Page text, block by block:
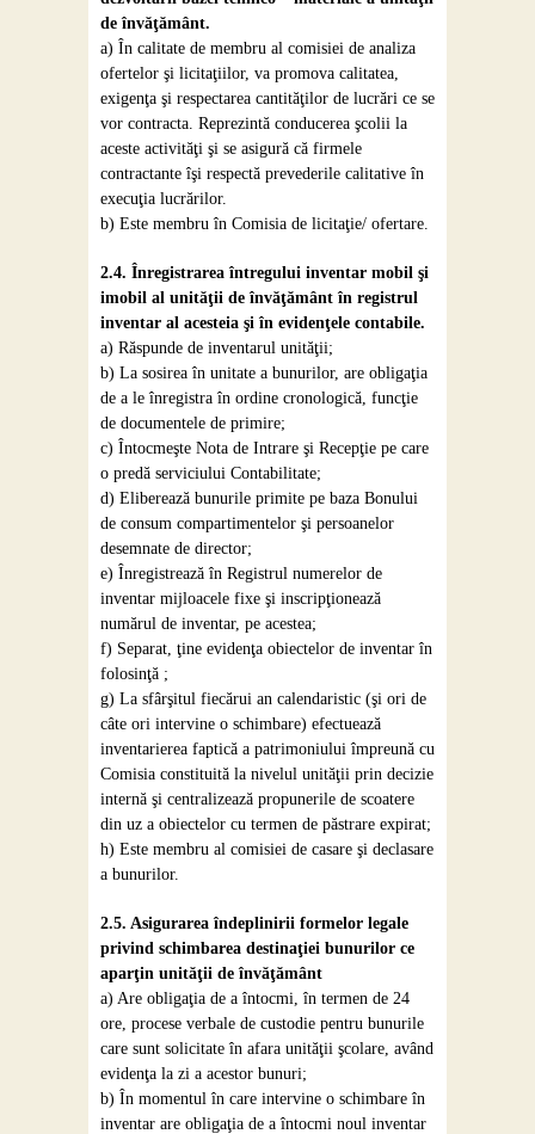
de învăţământ.
a) În calitate de membru al comisiei de analiza
ofertelor şi licitaţiilor, va promova calitatea,
exigenţa şi respectarea cantităţilor de lucrări ce se
vor contracta. Reprezintă conducerea şcolii la
aceste activităţi şi se asigură că firmele
contractante îşi respectă prevederile calitative în
execuţia lucrărilor.
b) Este membru în Comisia de licitaţie/ ofertare.
2.4. Înregistrarea întregului inventar mobil şi
imobil al unităţii de învăţământ în registrul
inventar al acesteia şi în evidenţele contabile.
a) Răspunde de inventarul unităţii;
b) La sosirea în unitate a bunurilor, are obligaţia
de a le înregistra în ordine cronologică, funcţie
de documentele de primire;
c) Întocmeşte Nota de Intrare şi Recepţie pe care
o predă serviciului Contabilitate;
d) Eliberează bunurile primite pe baza Bonului
de consum compartimentelor şi persoanelor
desemnate de director;
e) Înregistrează în Registrul numerelor de
inventar mijloacele fixe şi inscripţionează
numărul de inventar, pe acestea;
f) Separat, ţine evidenţa obiectelor de inventar în
folosinţă ;
g) La sfârşitul fiecărui an calendaristic (şi ori de
câte ori intervine o schimbare) efectuează
inventarierea faptică a patrimoniului împreună cu
Comisia constituită la nivelul unităţii prin decizie
internă şi centralizează propunerile de scoatere
din uz a obiectelor cu termen de păstrare expirat;
h) Este membru al comisiei de casare şi declasare
a bunurilor.
2.5. Asigurarea îndeplinirii formelor legale
privind schimbarea destinaţiei bunurilor ce
aparţin unităţii de învăţământ
a) Are obligaţia de a întocmi, în termen de 24
ore, procese verbale de custodie pentru bunurile
care sunt solicitate în afara unităţii şcolare, având
evidenţa la zi a acestor bunuri;
b) În momentul în care intervine o schimbare în
inventar are obligaţia de a întocmi noul inventar